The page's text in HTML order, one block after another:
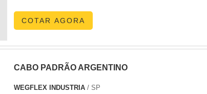
COTAR AGORA
CABO PADRÃO ARGENTINO
WEGFLEX INDUSTRIA/ SP